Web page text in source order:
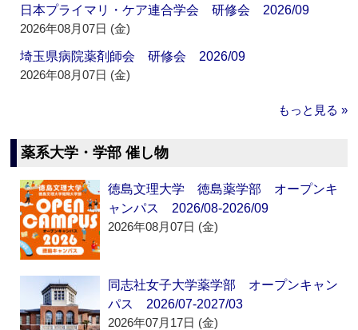
日本プライマリ・ケア連合学会 研修会 2026/09
2026年08月07日 (金)
埼玉県病院薬剤師会 研修会 2026/09
2026年08月07日 (金)
もっと見る »
薬系大学・学部 催し物
徳島文理大学 徳島薬学部 オープンキ
ャンパス 2026/08-2026/09
2026年08月07日 (金)
同志社女子大学薬学部 オープンキャン
パス 2026/07-2027/03
2026年07月17日 (金)